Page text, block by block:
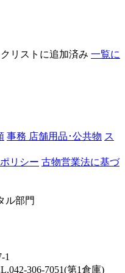
リストに追加済み 一覧に
事務 店舗用品･公共物 ス
リシー 古物営業法に基づ
ル部門
1
306-7051(第1倉庫)